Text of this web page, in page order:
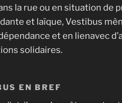
la rue ou en situation de
et laïque, Vestibus
et en lienavec
solidaires.
EN BREF